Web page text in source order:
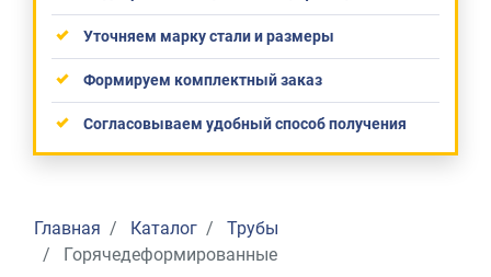
Уточняем марку стали и размеры
Формируем комплектный заказ
Согласовываем удобный способ получения
Главная Каталог
Трубы
Горячедеформированные